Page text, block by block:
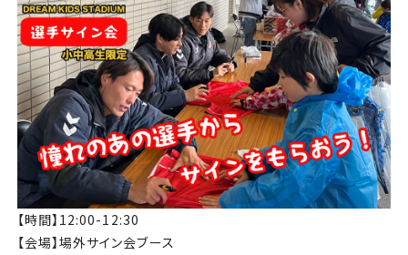
【時間】12:00-12:30
【会場】場外サイン会ブース